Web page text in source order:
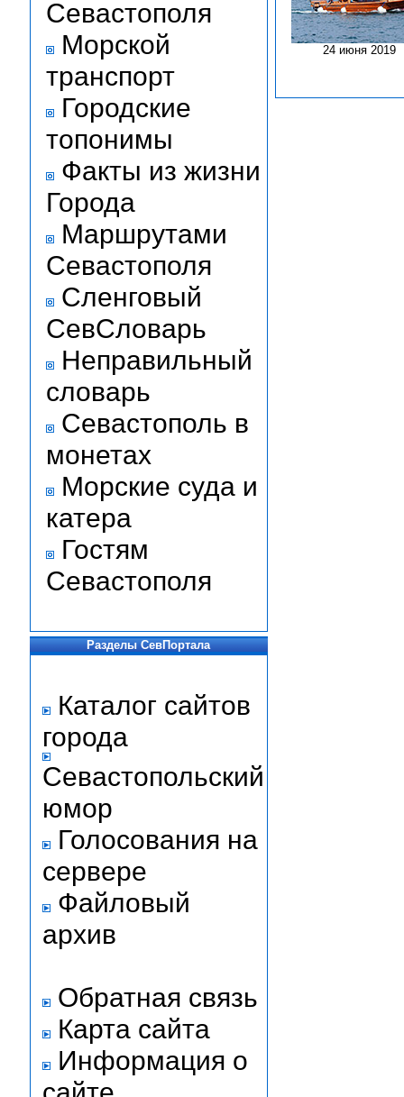
Севастополя
Морской
транспорт
Городские
топонимы
Факты из жизни
Города
Маршрутами
Севастополя
Сленговый
СевСловарь
Неправильный
словарь
Севастополь в
монетах
Морские суда и
катера
Гостям
Севастополя
Разделы СевПортала
Каталог сайтов
города
Севастопольский
юмор
Голосования на
сервере
Файловый
архив
Обратная связь
Карта сайта
Информация о
24 июня 2019